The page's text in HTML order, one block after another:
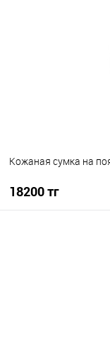
Кожаная сумка на
18200 тг